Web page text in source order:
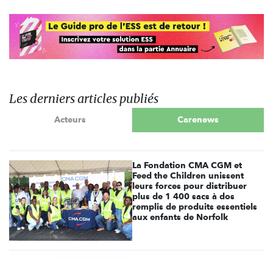
Les derniers articles publiés
Acteurs Carenews
La Fondation CMA CGM et
Feed the Children unissent
leurs forces pour distribuer
plus de 1 400 sacs à dos
remplis de produits essentiels
aux enfants de Norfolk